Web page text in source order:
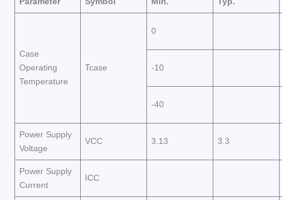
Case
Operating
Temperature
Tcase
0
-10
-40
Power Supply
Voltage
VCC 3.13 3.3
Power Supply
Current
ICC